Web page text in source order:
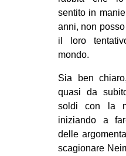
sentito in
anni, non
il loro
mondo.
Sia ben
quasi da
soldi con la
iniziando a
delle
scagionare